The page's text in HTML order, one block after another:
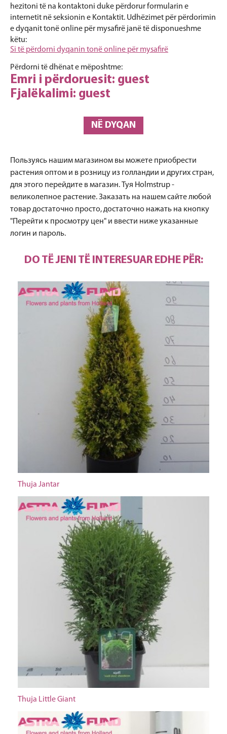
hezitoni të na kontaktoni duke përdorur formularin e
internetit në seksionin e Kontaktit. Udhëzimet për përdorimin
e dyqanit tonë online për mysafirë janë të disponueshme
këtu:
Si të përdorni dyqanin tonë online për mysafirë
Përdorni të dhënat e mëposhtme:
Emri i përdoruesit: guest
Fjalëkalimi: guest
NË DYQAN
Пользуясь нашим магазином вы можете приобрести
растения оптом и в розницу из голландии и других стран,
для этого перейдите в магазин. Туя Holmstrup -
великолепное растение. Заказать на нашем сайте любой
товар достаточно просто, достаточно нажать на кнопку
"Перейти к просмотру цен" и ввести ниже указанные
логин и пароль.
DO TË JENI TË INTERESUAR EDHE PËR:
Thuja Jantar
Thuja Little Giant